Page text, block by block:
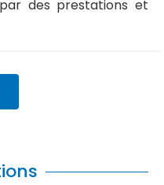
des prestations et